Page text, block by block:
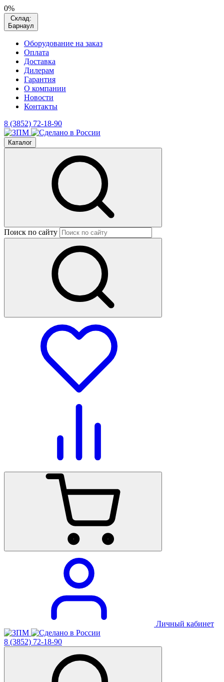
0%
Склад:
Барнаул
Оборудование на заказ
Оплата
Доставка
Дилерам
Гарантия
О компании
Новости
Контакты
8 (3852) 72-18-90
Каталог
Поиск по сайту
Личный кабинет
8 (3852) 72-18-90